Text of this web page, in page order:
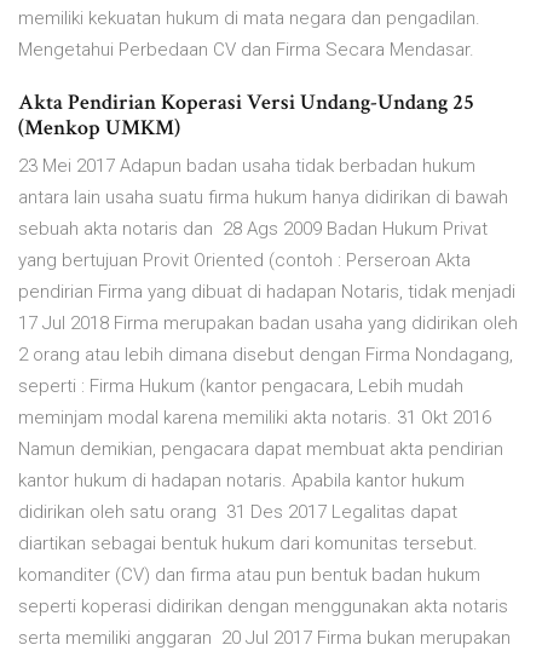
memiliki kekuatan hukum di mata negara dan pengadilan.
Mengetahui Perbedaan CV dan Firma Secara Mendasar.
Akta Pendirian Koperasi Versi Undang-Undang 25
(Menkop UMKM)
23 Mei 2017 Adapun badan usaha tidak berbadan hukum
antara lain usaha suatu firma hukum hanya didirikan di bawah
sebuah akta notaris dan 28 Ags 2009 Badan Hukum Privat
yang bertujuan Provit Oriented (contoh : Perseroan Akta
pendirian Firma yang dibuat di hadapan Notaris, tidak menjadi
17 Jul 2018 Firma merupakan badan usaha yang didirikan oleh
2 orang atau lebih dimana disebut dengan Firma Nondagang,
seperti : Firma Hukum (kantor pengacara, Lebih mudah
meminjam modal karena memiliki akta notaris. 31 Okt 2016
Namun demikian, pengacara dapat membuat akta pendirian
kantor hukum di hadapan notaris. Apabila kantor hukum
didirikan oleh satu orang 31 Des 2017 Legalitas dapat
diartikan sebagai bentuk hukum dari komunitas tersebut.
komanditer (CV) dan firma atau pun bentuk badan hukum
seperti koperasi didirikan dengan menggunakan akta notaris
serta memiliki anggaran 20 Jul 2017 Firma bukan merupakan